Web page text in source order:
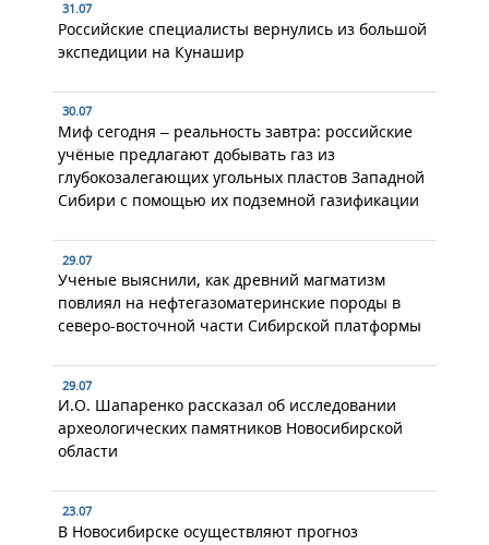
31.07
Российские специалисты вернулись из большой
экспедиции на Кунашир
30.07
Миф сегодня – реальность завтра: российские
учёные предлагают добывать газ из
глубокозалегающих угольных пластов Западной
Сибири с помощью их подземной газификации
29.07
Ученые выяснили, как древний магматизм
повлиял на нефтегазоматеринские породы в
северо-восточной части Сибирской платформы
29.07
И.О. Шапаренко рассказал об исследовании
археологических памятников Новосибирской
области
23.07
В Новосибирске осуществляют прогноз